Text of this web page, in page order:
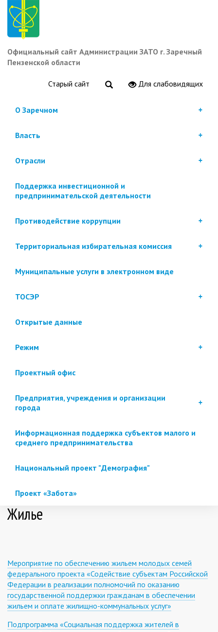
Перейти
основному
содержанию
Официальный сайт Администрации ЗАТО г. Заречный
Пензенской области
Старый сайт Для слабовидящих
О Заречном
Власть
Отрасли
Поддержка инвестиционной и
предпринимательской деятельности
Противодействие коррупции
Территориальная избирательная комиссия
Муниципальные услуги в электронном виде
ТОСЭР
Открытые данные
Режим
Проектный офис
Предприятия, учреждения и организации
города
Информационная поддержка субъектов малого и
среднего предпринимательства
Национальный проект "Демография"
Проект «Забота»
Жилье
Мероприятие по обеспечению жильем молодых семей
федерального проекта «Содействие субъектам Российской
Федерации в реализации полномочий по оказанию
государственной поддержки гражданам в обеспечении
жильем и оплате жилищно-коммунальных услуг»
Подпрограмма «Социальная поддержка жителей в